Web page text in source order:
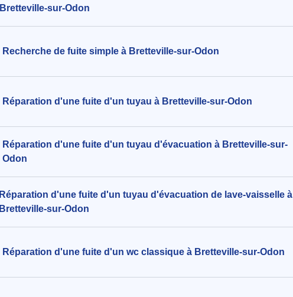
Bretteville-sur-Odon
Recherche de fuite simple à Bretteville-sur-Odon
Réparation d'une fuite d'un tuyau à Bretteville-sur-Odon
Réparation d'une fuite d'un tuyau d'évacuation à Bretteville-sur-
Odon
Réparation d'une fuite d'un tuyau d'évacuation de lave-vaisselle à
Bretteville-sur-Odon
Réparation d'une fuite d'un wc classique à Bretteville-sur-Odon